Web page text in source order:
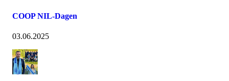
COOP NIL-Dagen
03.06.2025